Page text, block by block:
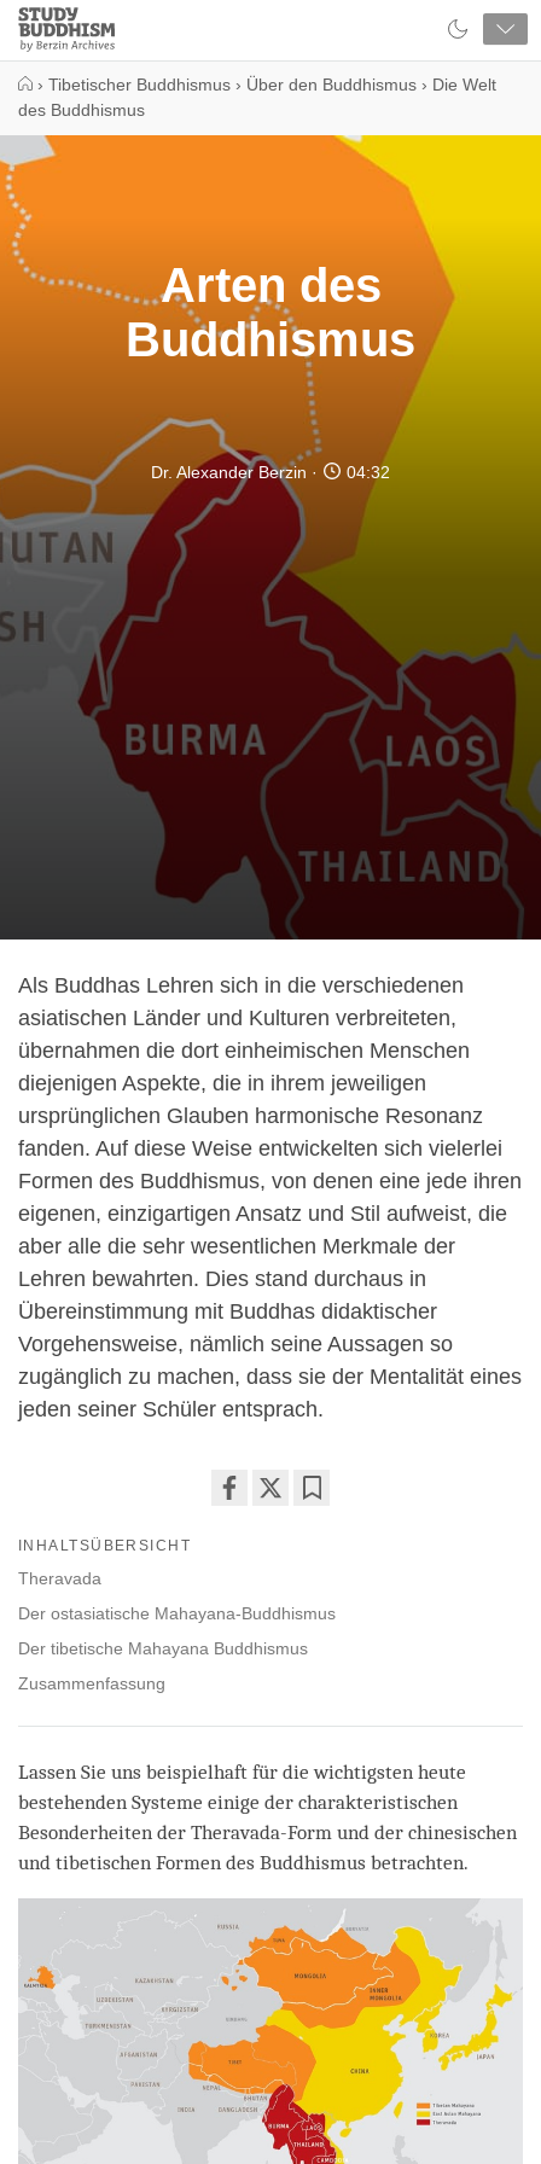
Close
Study
Buddhism
› Tibetischer Buddhismus › Über den Buddhismus › Die Welt
des Buddhismus
Arten des
Buddhismus
Dr. Alexander Berzin 04:32
Als Buddhas Lehren sich in die verschiedenen
asiatischen Länder und Kulturen verbreiteten,
übernahmen die dort einheimischen Menschen
diejenigen Aspekte, die in ihrem jeweiligen
ursprünglichen Glauben harmonische Resonanz
fanden. Auf diese Weise entwickelten sich vielerlei
Formen des Buddhismus, von denen eine jede ihren
eigenen, einzigartigen Ansatz und Stil aufweist, die
aber alle die sehr wesentlichen Merkmale der
Lehren bewahrten. Dies stand durchaus in
Übereinstimmung mit Buddhas didaktischer
Vorgehensweise, nämlich seine Aussagen so
zugänglich zu machen, dass sie der Mentalität eines
jeden seiner Schüler entsprach.
INHALTSÜBERSICHT
Theravada
Der ostasiatische Mahayana-Buddhismus
Der tibetische Mahayana Buddhismus
Zusammenfassung
Lassen Sie uns beispielhaft für die wichtigsten heute
bestehenden Systeme einige der charakteristischen
Besonderheiten der Theravada-Form und der chinesischen
und tibetischen Formen des Buddhismus betrachten.